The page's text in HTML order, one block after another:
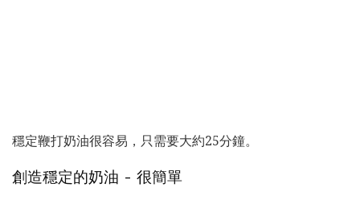
穩定鞭打奶油很容易，只需要大約25分鐘。
創造穩定的奶油 - 很簡單